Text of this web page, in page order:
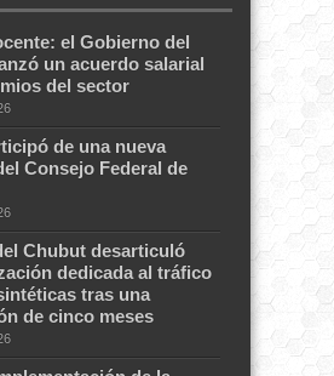
el Gobierno del
un acuerdo salarial
del sector
de una nueva
Consejo Federal de
Chubut desarticuló
dedicada al tráfico
tras una
de cinco meses